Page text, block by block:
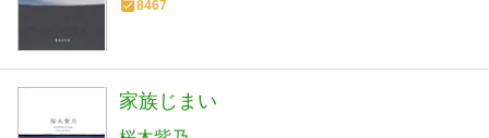
8467
家族じまい